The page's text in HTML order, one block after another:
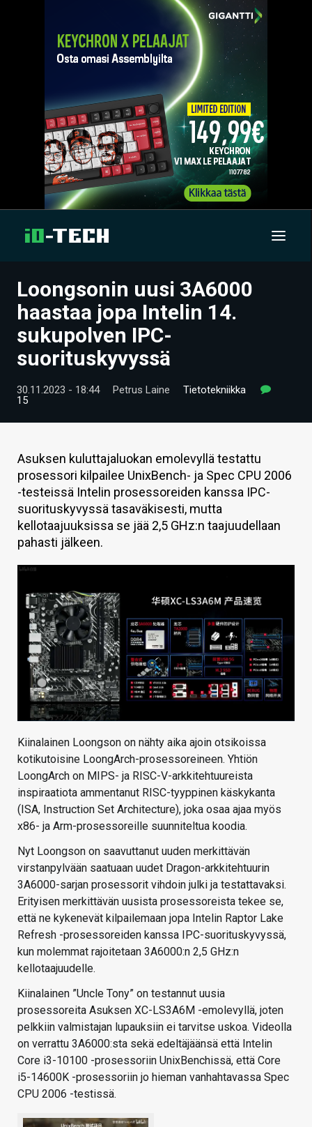
UUTISET
ARTIKKELIT
VIDEOT
TECHBBS
KAUPPA
VAIHDA TEEMA
Loongsonin uusi 3A6000
haastaa jopa Intelin 14.
sukupolven IPC-
suorituskyvyssä
30.11.2023 - 18:44 Petrus Laine
Tietotekniikka
15
Asuksen kuluttajaluokan emolevyllä testattu
prosessori kilpailee UnixBench- ja Spec CPU 2006
-testeissä Intelin prosessoreiden kanssa IPC-
suorituskyvyssä tasaväkisesti, mutta
kellotaajuuksissa se jää 2,5 GHz:n taajuudellaan
pahasti jälkeen.
Kiinalainen Loongson on nähty aika ajoin otsikoissa
kotikutoisine LoongArch-prosessoreineen. Yhtiön
LoongArch on MIPS- ja RISC-V-arkkitehtuureista
inspiraatiota ammentanut RISC-tyyppinen käskykanta
(ISA, Instruction Set Architecture), joka osaa ajaa myös
x86- ja Arm-prosessoreille suunniteltua koodia.
Nyt Loongson on saavuttanut uuden merkittävän
virstanpylvään saatuaan uudet Dragon-arkkitehtuurin
3A6000-sarjan prosessorit vihdoin julki ja testattavaksi.
Erityisen merkittävän uusista prosessoreista tekee se,
että ne kykenevät kilpailemaan jopa Intelin Raptor Lake
Refresh -prosessoreiden kanssa IPC-suorituskyvyssä,
kun molemmat rajoitetaan 3A6000:n 2,5 GHz:n
kellotaajuudelle.
Kiinalainen ”Uncle Tony” on testannut uusia
prosessoreita Asuksen XC-LS3A6M -emolevyllä, joten
pelkkiin valmistajan lupauksiin ei tarvitse uskoa. Videolla
on verrattu 3A6000:sta sekä edeltäjäänsä että Intelin
Core i3-10100 -prosessoriin UnixBenchissä, että Core
i5-14600K -prosessoriin jo hieman vanhahtavassa Spec
CPU 2006 -testissä.